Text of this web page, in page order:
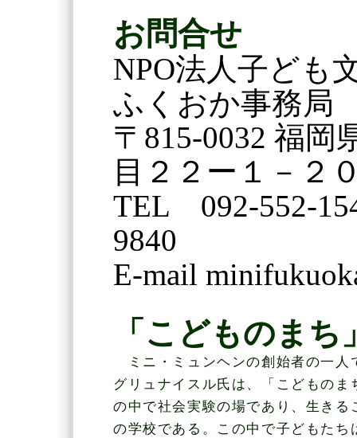
お問合せ
NPO法人子ども
ふくおか事務局
〒815-0032 福岡
目２２ー１－２
TEL 092-552-
9840
E-mail
「こどものま
ミニ・ミュンヘンの創始者の一人
グリュナイスル氏は、「こどものま
の中で社会実験の場であり、生きる
の学校である。この中で子どもたち